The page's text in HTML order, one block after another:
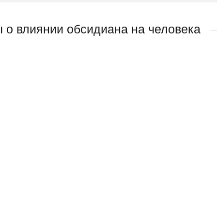
о влиянии обсидиана на человека